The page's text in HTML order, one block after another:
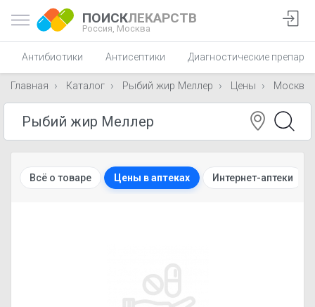
ПОИСКЛЕКАРСТВ
Россия, Москва
Антибиотики Антисептики Диагностические
Главная Каталог Рыбий жир Меллер Цены Москва
Всё о товаре Цены в аптеках Интернет-аптеки